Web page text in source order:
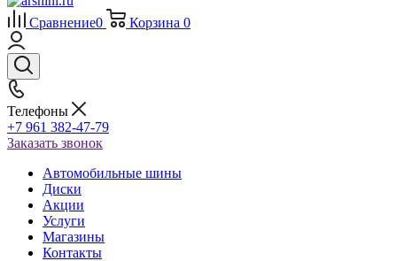
Сравнение0 Корзина 0
Телефоны
+7 961 382-47-79
Заказать звонок
Автомобильные шины
Диски
Акции
Услуги
Магазины
Контакты